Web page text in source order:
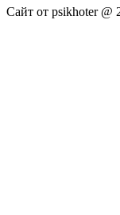
Сайт от psikhoter @